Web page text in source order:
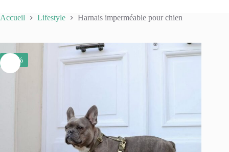
Accueil Lifestyle Harnais imperméable pour chien
-50%